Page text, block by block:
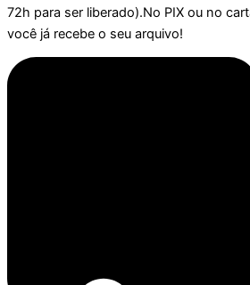
72h para ser liberado).No PIX ou no
você já recebe o seu arquivo!